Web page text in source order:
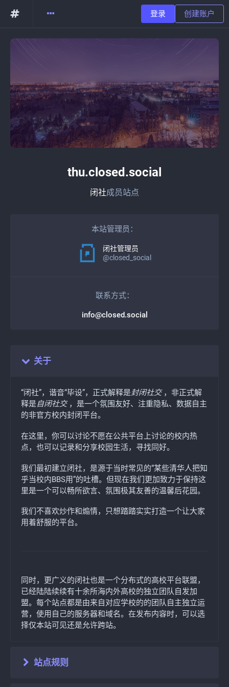
登录 创建账户
thu.closed.social
闭社成员站点
本站管理员：
闭社管理员
@closed_social
联系方式：
info@closed.social
关于
“闭社”，谐音“毕设”，正式解释是封闭社交，非正式解
释是自闭社交，是一个氛围友好、注重隐私、数据自主
的非官方校内封闭平台。
在这里，你可以讨论不愿在公共平台上讨论的校内热
点，也可以记录和分享校园生活，寻找同好。
我们最初建立闭社，是源于当时常见的“某些清华人把知
乎当校内BBS用”的吐槽。但现在我们更加致力于保持这
里是一个可以畅所欲言、氛围极其友善的温馨后花园。
我们不喜欢炒作和煽情，只想踏踏实实打造一个让大家
用着舒服的平台。
同时，更广义的闭社也是一个分布式的高校平台联盟，
已经陆陆续续有十余所海内外高校的独立团队自发加
盟。每个站点都是由来自对应学校的的团队自主独立运
营，使用自己的服务器和域名。在发布内容时，可以选
择仅本站可见还是允许跨站。
站点规则